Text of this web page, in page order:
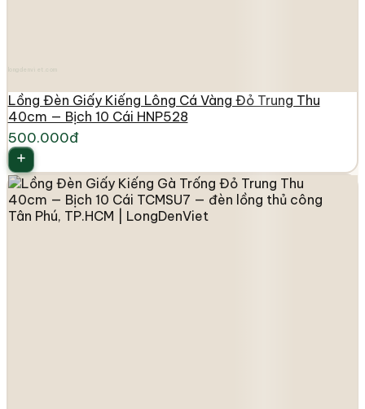
Lồng Đèn Giấy Kiếng Lông Cá Vàng Đỏ Trung Thu
40cm — Bịch 10 Cái HNP528
500.000đ